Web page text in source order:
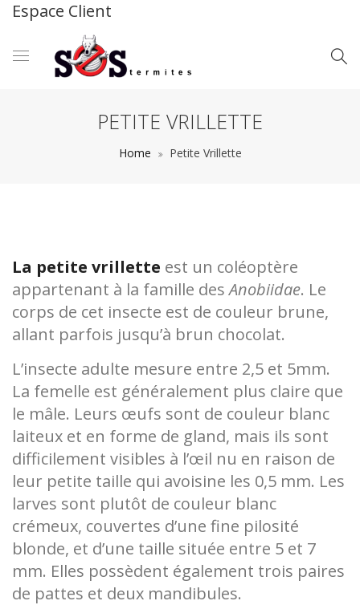
Espace Client
PETITE VRILLETTE
Home Petite Vrillette
La petite vrillette est un coléoptère
appartenant à la famille desAnobiidae. Le
corps de cet insecte est de couleur brune,
allant parfois jusqu’à brun chocolat.
L’insecte adulte mesure entre 2,5 et 5mm.
La femelle est généralement plus claire que
le mâle. Leurs œufs sont de couleur blanc
laiteux et en forme de gland, mais ils sont
difficilement visibles à l’œil nu en raison de
leur petite taille qui avoisine les 0,5 mm. Les
larves sont plutôt de couleur blanc
crémeux, couvertes d’une fine pilosité
blonde, et d’une taille située entre 5 et 7
mm. Elles possèdent également trois paires
de pattes et deux mandibules.